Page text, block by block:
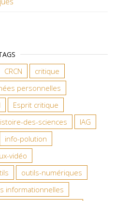
CRCN
critique
personnelles
Esprit critique
des-sciences
IAG
info-polution
vidéo
outils-numériques
informationnelles